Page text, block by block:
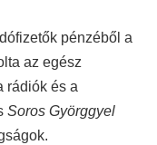
pénzéből a
az egész
rádiók és a
Soros Györggyel